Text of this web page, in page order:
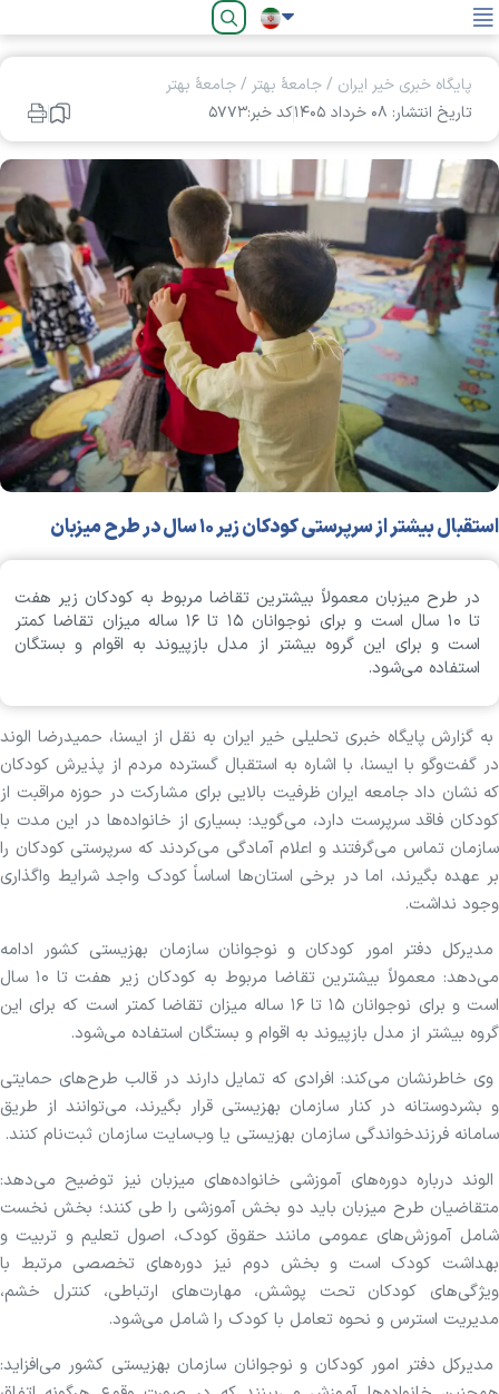
فارسی
پایگاه خبری خیر ایران /جامعۀ بهتر /جامعۀ بهتر
تاریخ انتشار: ۰۸ خرداد ۱۴۰۵
کد خبر:۵۷۷۳
استقبال بیشتر از سرپرستی کودکان زیر ۱۰ سال در طرح میزبان
در طرح میزبان معمولاً بیشترین تقاضا مربوط به کودکان زیر هفت
تا ۱۰ سال است و برای نوجوانان ۱۵ تا ۱۶ ساله میزان تقاضا کمتر
است و برای این گروه بیشتر از مدل بازپیوند به اقوام و بستگان
استفاده می‌شود.
به گزارش پایگاه خبری تحلیلی خیر ایران به نقل از ایسنا، حمیدرضا الوند
در گفت‌وگو با ایسنا، با اشاره به استقبال گسترده مردم از پذیرش کودکان
که نشان داد جامعه ایران ظرفیت بالایی برای مشارکت در حوزه مراقبت از
کودکان فاقد سرپرست دارد، می‌گوید: بسیاری از خانواده‌ها در این مدت با
سازمان تماس می‌گرفتند و اعلام آمادگی می‌کردند که سرپرستی کودکان را
بر عهده بگیرند، اما در برخی استان‌ها اساساً کودک واجد شرایط واگذاری
وجود نداشت.
مدیرکل دفتر امور کودکان و نوجوانان سازمان بهزیستی کشور ادامه
می‌دهد: معمولاً بیشترین تقاضا مربوط به کودکان زیر هفت تا ۱۰ سال
است و برای نوجوانان ۱۵ تا ۱۶ ساله میزان تقاضا کمتر است که برای این
گروه بیشتر از مدل بازپیوند به اقوام و بستگان استفاده می‌شود.
وی خاطرنشان می‌کند: افرادی که تمایل دارند در قالب طرح‌های حمایتی
و بشردوستانه در کنار سازمان بهزیستی قرار بگیرند، می‌توانند از طریق
سامانه فرزندخواندگی سازمان بهزیستی⁠ یا وب‌سایت سازمان ثبت‌نام کنند.
الوند درباره دوره‌های آموزشی خانواده‌های میزبان نیز توضیح می‌دهد:
متقاضیان طرح میزبان باید دو بخش آموزشی را طی کنند؛ بخش نخست
شامل آموزش‌های عمومی مانند حقوق کودک، اصول تعلیم و تربیت و
بهداشت کودک است و بخش دوم نیز دوره‌های تخصصی مرتبط با
ویژگی‌های کودکان تحت پوشش، مهارت‌های ارتباطی، کنترل خشم،
مدیریت استرس و نحوه تعامل با کودک را شامل می‌شود.
مدیرکل دفتر امور کودکان و نوجوانان سازمان بهزیستی کشور می‌افزاید: